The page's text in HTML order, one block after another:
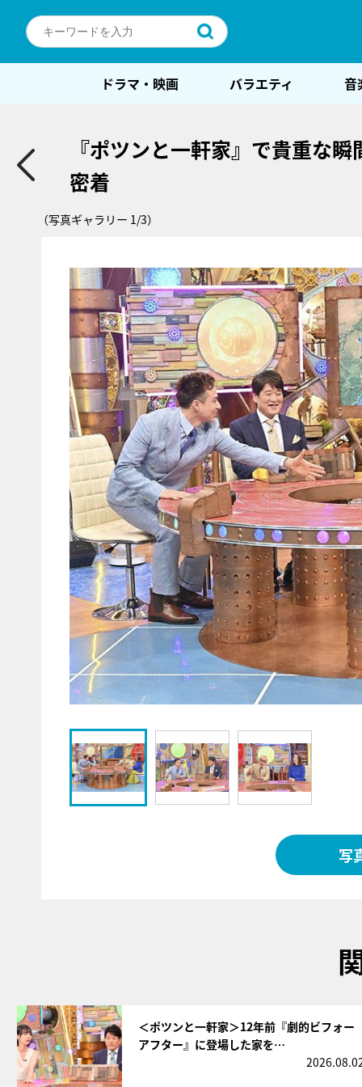
ドラマ・映画 バラエティ 音
『ポツンと一軒家』で貴重な
密着
（写真ギャラリー 1/3）
写
＜ポツンと一軒家＞12年前『劇的ビフォー
アフター』に登場した家を…